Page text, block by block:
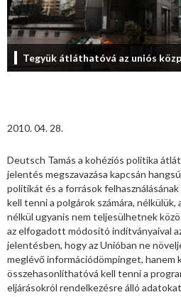
Tegyük átláthatóvá az uniós
2010. 04. 28.
Deutsch Tamás a kohéziós politika
jelentés megszavazása kapcsán
politikát és a források
kell tenni a polgárok számára,
nélkül ugyanis nem teljesülhetnek
az elfogadott módosító indítványaival
jelentésben, hogy az Unióban ne
meglévő információdömpinget, hanem
összehasonlíthatóvá kell tenni a
eljárásokról rendelkezésre álló